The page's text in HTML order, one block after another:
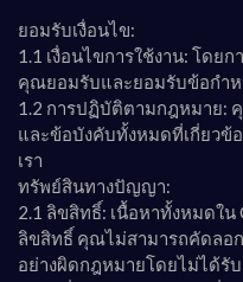
ยอมรับเงื่อนไข:
1.1 เงื่อนไขการใช้งาน: โดย
คุณยอมรับและยอมรับข้อกำห
1.2 การปฏิบัติตามกฎหมาย
และข้อบังคับทั้งหมดที่เกี่ยวข้
เรา
ทรัพย์สินทางปัญญา:
2.1 ลิขสิทธิ์: เนื้อหาทั้งหมดใ
ลิขสิทธิ์ คุณไม่สามารถคัดลอก
อย่างผิดกฎหมายโดยไม่ได้